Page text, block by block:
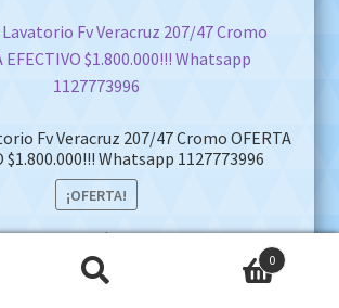
Fv Veracruz 207/47 Cromo OFERTA
$1.800.000!!! Whatsapp 1127773996
¡OFERTA!
2.500.000,00Original
price
$1.800.000,00Current
0